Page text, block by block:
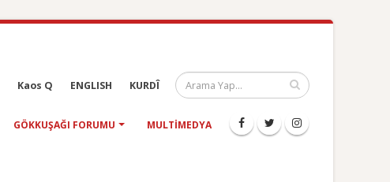
Kaos Q ENGLISH KURDÎ
GÖKKUŞAĞI FORUMU MULTIMEDYA